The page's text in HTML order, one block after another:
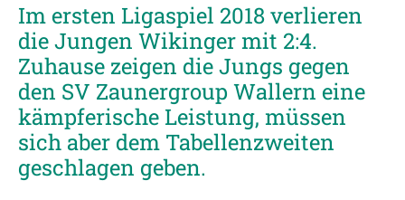
Im ersten Ligaspiel 2018 verlieren
die Jungen Wikinger mit 2:4.
Zuhause zeigen die Jungs gegen
den SV Zaunergroup Wallern eine
kämpferische Leistung, müssen
sich aber dem Tabellenzweiten
geschlagen geben.